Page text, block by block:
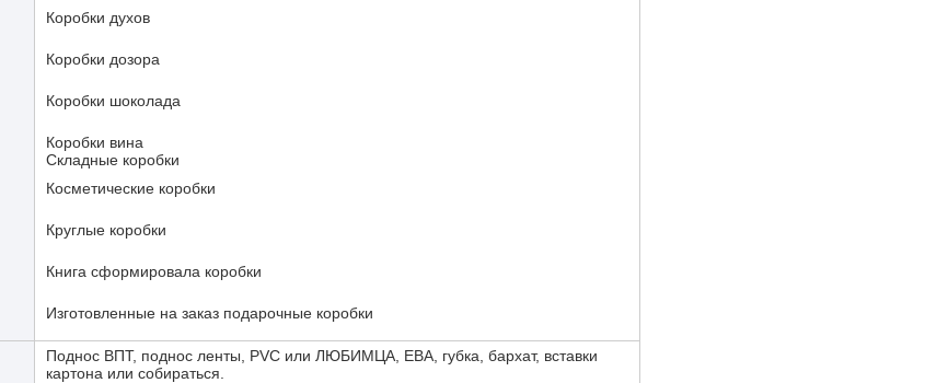
Коробки духов
Коробки дозора
Коробки шоколада
Коробки вина
Складные коробки
Косметические коробки
Круглые коробки
Книга сформировала коробки
Изготовленные на заказ подарочные коробки
Поднос ВПТ, поднос ленты, PVC или ЛЮБИМЦА, ЕВА, губка, бархат, вставки
картона или собираться.